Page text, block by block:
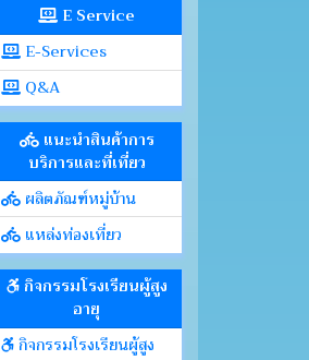
E Service
E-Services
Q&A
แนะนำสินค้าการ
บริการและที่เที่ยว
ผลิตภัณฑ์หมู่บ้าน
แหล่งท่องเที่ยว
กิจกรรมโรงเรียนผู้สูง
อายุ
กิจกรรมโรงเรียนผู้สูง